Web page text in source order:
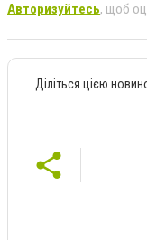
Авторизуйтесь, щоб
Діліться цією